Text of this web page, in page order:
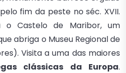
fim da peste no séc. XVII.
o Castelo de Maribor, um
abriga o Museu Regional de
Visita a uma das maiores
clássicas da Europa.